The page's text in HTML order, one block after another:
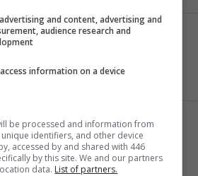
14 Março 2023
de fórum
cinco anos de fórum. Parabéns!!
and content, advertising and
audience research and
information on a device
be processed and information from
identifiers, and other device
accessed by and shared with 446
by this site. We and our partners
data. List of partners.